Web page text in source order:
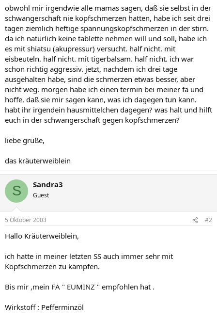
obwohl mir irgendwie alle mamas sagen, daß sie selbst in der
schwangerschaft nie kopfschmerzen hatten, habe ich seit drei
tagen ziemlich heftige spannungskopfschmerzen in der stirn.
da ich natürlich keine tablette nehmen will und soll, habe ich
es mit shiatsu (akupressur) versucht. half nicht. mit
eisbeuteln. half nicht. mit tigerbalsam. half nicht. ich war
schon richtig aggressiv. jetzt, nachdem ich drei tage
ausgehalten habe, sind die schmerzen etwas besser, aber
nicht weg. morgen habe ich einen termin bei meiner fä und
hoffe, daß sie mir sagen kann, was ich dagegen tun kann.
habt ihr irgendein hausmittelchen dagegen? was halt und hilft
euch in der schwangerschaft gegen kopfschmerzen?
liebe grüße,
das kräuterweiblein
S Sandra3
Guest
5 Oktober 2003 #2
Hallo Kräuterweiblein,
ich hatte in meiner letzten SS auch immer sehr mit
Kopfschmerzen zu kämpfen.
Bis mir ,mein FA " EUMINZ " empfohlen hat .
Wirkstoff : Pefferminzöl